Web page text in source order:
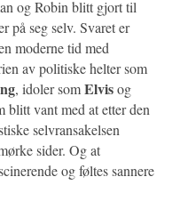
og Robin blitt gjort til
på seg selv. Svaret er
moderne tid med
av politiske helter som
, idoler somElvisog
blitt vant med at etter den
selvransakelsen
sider. Og at
og føltes sannere